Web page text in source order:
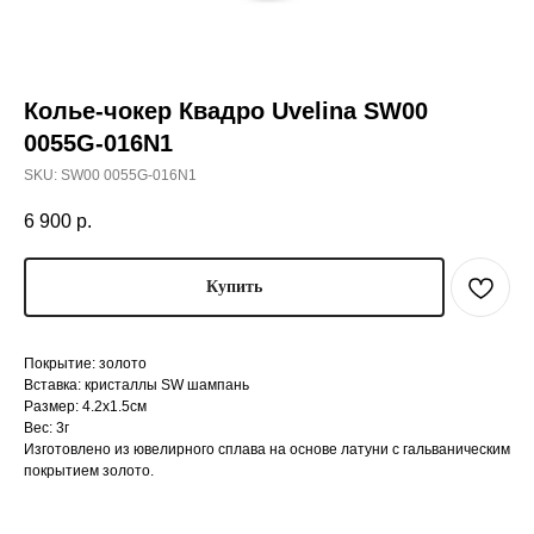
Колье-чокер Квадро Uvelina SW00
0055G-016N1
SKU: SW00 0055G-016N1
6 900 р.
Купить
Покрытие: золото
Вставка: кристаллы SW шампань
Размер: 4.2х1.5см
Вес: 3г
Изготовлено из ювелирного сплава на основе латуни с гальваническим
покрытием золото.